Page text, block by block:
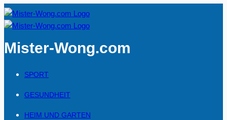
Mister-Wong.com
SPORT
GESUNDHEIT
HEIM UND GARTEN